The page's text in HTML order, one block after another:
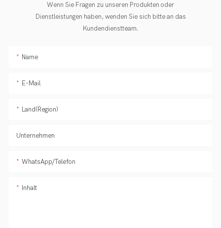
Wenn Sie Fragen zu unseren Produkten oder
Dienstleistungen haben, wenden Sie sich bitte an das
Kundendienstteam.
Name
E-Mail
Land(Region)
Unternehmen
WhatsApp/Telefon
Inhalt